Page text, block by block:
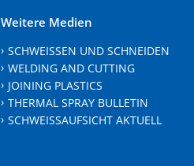
Weitere Medien
SCHWEISSEN UND SCHNEIDEN
WELDING AND CUTTING
JOINING PLASTICS
THERMAL SPRAY BULLETIN
SCHWEISSAUFSICHT AKTUELL